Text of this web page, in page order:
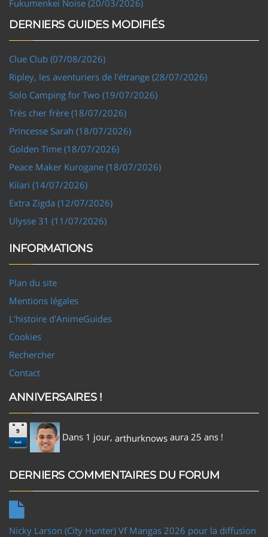
Fukumenkei Noise (20/03/2026)
DERNIERS GUIDES MODIFIÉS
Clue Club (07/08/2026)
Ripley, les aventuriers de l'étrange (28/07/2026)
Solo Camping for Two (19/07/2026)
Très cher frère (18/07/2026)
Princesse Sarah (18/07/2026)
Golden Time (18/07/2026)
Peace Maker Kurogane (18/07/2026)
Kilari (14/07/2026)
Extra Zigda (12/07/2026)
Ulysse 31 (11/07/2026)
INFORMATIONS
Plan du site
Mentions légales
L'histoire d'AnimeGuides
Cookies
Rechercher
Contact
ANNIVERSAIRES !
9
Aoû Dans 1 jour, arthurknows aura 25 ans !
DERNIERS COMMENTAIRES DU FORUM
Nicky Larson (City Hunter) Vf Mangas 2026 pour la diffusion